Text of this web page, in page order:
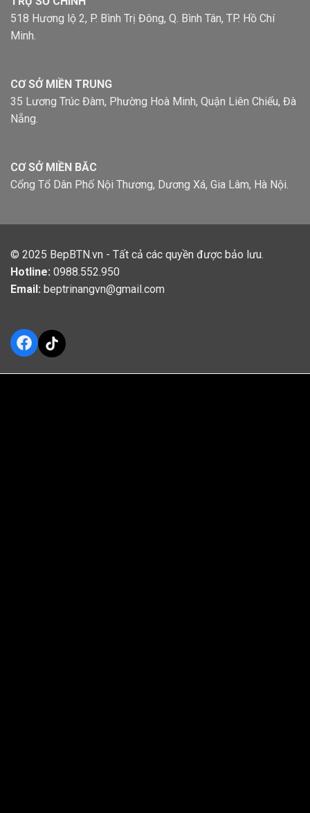
518 Hương lộ 2, P. Bình Trị Đông, Q. Bình Tân, TP. Hồ Chí
Minh.
CƠ SỞ MIỀN TRUNG
35 Lương Trúc Đàm, Phường Hoà Minh, Quận Liên Chiểu, Đà
Nẵng.
CƠ SỞ MIỀN BĂC
Cổng Tổ Dân Phố Nội Thương, Dương Xá, Gia Lâm, Hà Nội.
© 2025 BepBTN.vn - Tất cả các quyền được bảo lưu.
Hotline: 0988.552.950
Email: beptrinangvn@gmail.com
Facebook
TikTok